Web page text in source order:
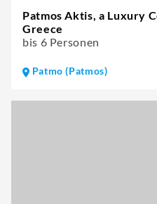
Patmos Aktis, a Luxury
Greece
bis 6 Personen
Patmo (Patmos)